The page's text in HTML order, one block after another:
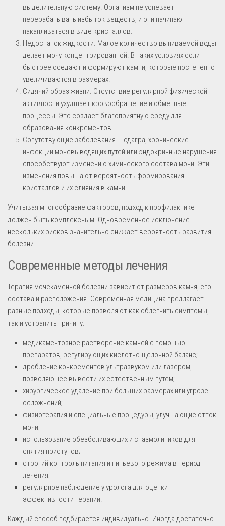
выделительную систему. Организм не успевает
перерабатывать избыток веществ, и они начинают
накапливаться в виде кристаллов.
Недостаток жидкости. Малое количество выпиваемой воды
делает мочу концентрированной. В таких условиях соли
быстрее оседают и формируют камни, которые постепенно
увеличиваются в размерах.
Сидячий образ жизни. Отсутствие регулярной физической
активности ухудшает кровообращение и обменные
процессы. Это создает благоприятную среду для
образования конкрементов.
Сопутствующие заболевания. Подагра, хронические
инфекции мочевыводящих путей или эндокринные нарушения
способствуют изменению химического состава мочи. Эти
изменения повышают вероятность формирования
кристаллов и их слияния в камни.
Учитывая многообразие факторов, подход к профилактике
должен быть комплексным. Одновременное исключение
нескольких рисков значительно снижает вероятность развития
болезни.
Современные методы лечения
Терапия мочекаменной болезни зависит от размеров камня, его
состава и расположения. Современная медицина предлагает
разные подходы, которые позволяют как облегчить симптомы,
так и устранить причину.
медикаментозное растворение камней с помощью
препаратов, регулирующих кислотно-щелочной баланс;
дробление конкрементов ультразвуком или лазером,
позволяющее вывести их естественным путем;
хирургическое удаление при больших размерах или угрозе
осложнений;
физиотерапия и специальные процедуры, улучшающие отток
мочи;
использование обезболивающих и спазмолитиков для
снятия приступов;
строгий контроль питания и питьевого режима в период
лечения;
регулярное наблюдение у уролога для оценки
эффективности терапии.
Каждый способ подбирается индивидуально. Иногда достаточно